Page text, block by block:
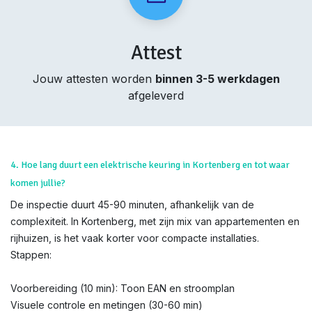
Attest
Jouw attesten worden binnen 3-5 werkdagen
afgeleverd
4. Hoe lang duurt een elektrische keuring in Kortenberg en tot waar
komen jullie?
De inspectie duurt 45-90 minuten, afhankelijk van de
complexiteit. In Kortenberg, met zijn mix van appartementen en
rijhuizen, is het vaak korter voor compacte installaties.
Stappen:
Voorbereiding (10 min): Toon EAN en stroomplan
Visuele controle en metingen (30-60 min)